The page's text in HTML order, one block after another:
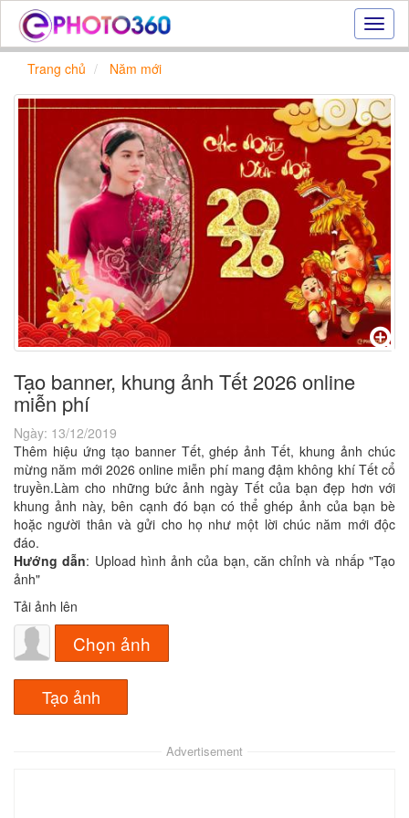
Hiệu
ứng
|
Tạo
ảnh
đẹp
trực
tuyến,
ảnh
online
Trang chủ Năm mới
Tạo banner, khung ảnh Tết 2026 online
miễn phí
Ngày: 13/12/2019
Thêm hiệu ứng tạo banner Tết, ghép ảnh Tết, khung ảnh chúc
mừng năm mới 2026 online miễn phí mang đậm không khí Tết cổ
truyền.Làm cho những bức ảnh ngày Tết của bạn đẹp hơn với
khung ảnh này, bên cạnh đó bạn có thể ghép ảnh của bạn bè
hoặc người thân và gửi cho họ như một lời chúc năm mới độc
đáo.
Hướng dẫn: Upload hình ảnh của bạn, căn chỉnh và nhấp "Tạo
ảnh"
Tải ảnh lên
Chọn ảnh
Advertisement